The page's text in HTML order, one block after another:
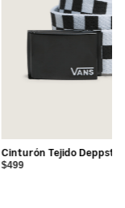
Cinturón Tejido Deppster
$499